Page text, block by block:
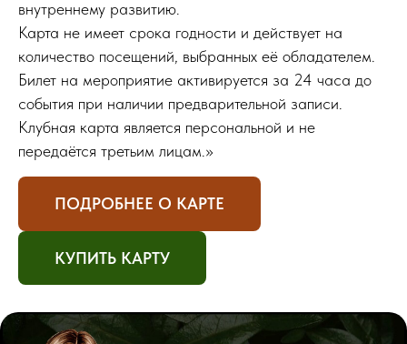
внутреннему развитию.
Карта не имеет срока годности и действует на
количество посещений, выбранных её обладателем.
Билет на мероприятие активируется за 24 часа до
события при наличии предварительной записи.
Клубная карта является персональной и не
передаётся третьим лицам.»
ПОДРОБНЕЕ О КАРТЕ
КУПИТЬ КАРТУ